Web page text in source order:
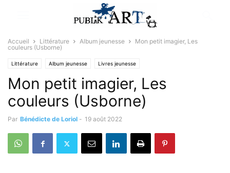
Accueil Littérature Album jeunesse
Mon petit imagier, Les
couleurs (Usborne)
Littérature Album jeunesse Livres jeunesse
Mon petit imagier, Les
couleurs (Usborne)
Par Bénédicte de Loriol - 19 août 2022